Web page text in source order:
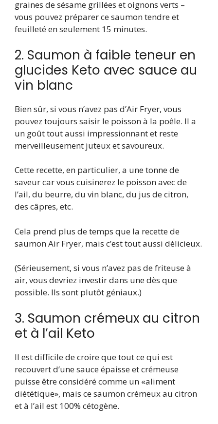
graines de sésame grillées et oignons verts –
vous pouvez préparer ce saumon tendre et
feuilleté en seulement 15 minutes.
2. Saumon à faible teneur en
glucides Keto avec sauce au
vin blanc
Bien sûr, si vous n’avez pas d’Air Fryer, vous
pouvez toujours saisir le poisson à la poêle. Il a
un goût tout aussi impressionnant et reste
merveilleusement juteux et savoureux.
Cette recette, en particulier, a une tonne de
saveur car vous cuisinerez le poisson avec de
l’ail, du beurre, du vin blanc, du jus de citron,
des câpres, etc.
Cela prend plus de temps que la recette de
saumon Air Fryer, mais c’est tout aussi délicieux.
(Sérieusement, si vous n’avez pas de friteuse à
air, vous devriez investir dans une dès que
possible. Ils sont plutôt géniaux.)
3. Saumon crémeux au citron
et à l’ail Keto
Il est difficile de croire que tout ce qui est
recouvert d’une sauce épaisse et crémeuse
puisse être considéré comme un «aliment
diététique», mais ce saumon crémeux au citron
et à l’ail est 100% cétogène.